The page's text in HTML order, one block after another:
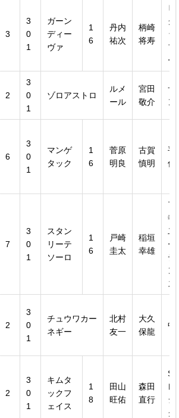
3
3
0
1
ガーン
ディー
ヴァ
1
6
丹内
祐次
柄崎
将寿
ビ
グ
ッ
フ
ー
2
3
0
1
ゾロアストロ
ルメ
ール
宮田
敬介
サ
ン
6
3
0
1
マンゲ
タック
1
6
菅原
明良
古賀
慎明
平
信
7
3
0
1
スタン
リーテ
ソーロ
1
6
戸崎
圭太
稲垣
幸雄
了
寺
二
ー
デ
ン
ス
2
3
0
1
チュウワカー
ネギー
北村
友一
大久
保龍
中
2
3
0
1
キムタ
ックフ
ェイス
1
8
田山
旺佑
森田
直行
ST
レ
シ
グ